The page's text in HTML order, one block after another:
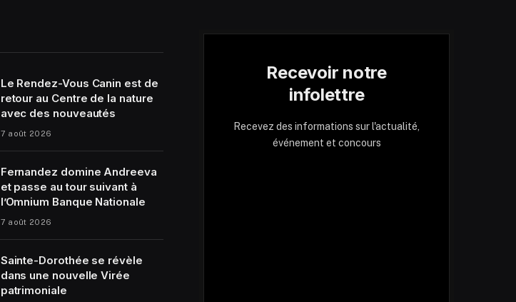
Le Rendez-Vous Canin est de
retour au Centre de la nature
avec des nouveautés
7 août 2026
Fernandez domine Andreeva
et passe au tour suivant à
l’Omnium Banque Nationale
7 août 2026
Sainte-Dorothée se révèle
dans une nouvelle Virée
patrimoniale
Recevoir notre
infolettre
Recevez des informations sur l'actualité,
événement et concours